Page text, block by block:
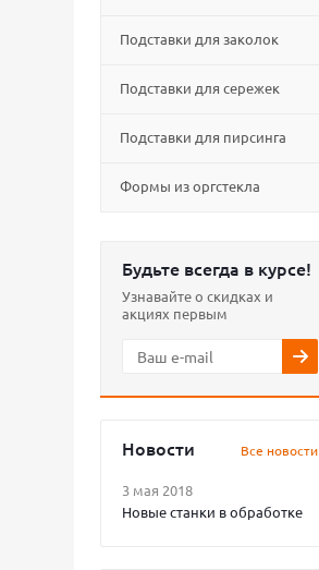
Подставки для заколок
Подставки для сережек
Подставки для пирсинга
Формы из оргстекла
Будьте всегда в курсе!
Узнавайте о скидках и
акциях первым
Новости Все новости
3 мая 2018
Новые станки в обработке